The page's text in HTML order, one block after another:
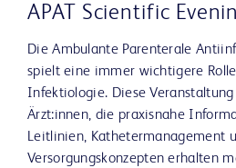
APAT Scientific
Die Ambulante Parenterale
spielt eine immer wichtigere
Infektiologie. Diese
Ärzt:innen, die praxisnahe
Leitlinien, Kathetermanagement
Versorgungskonzepten erhalten